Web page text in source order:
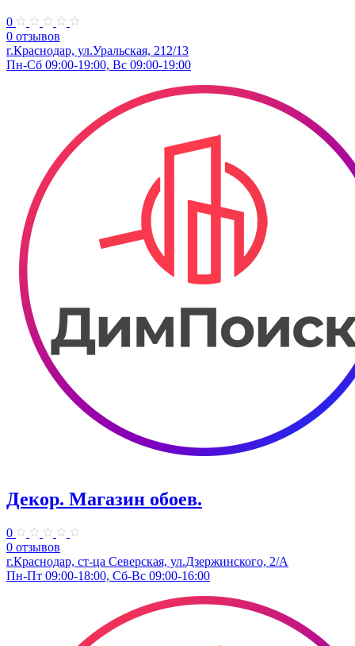
0
0 отзывов
г.Краснодар, ул.Уральская, 212/13
Пн-Сб 09:00-19:00, Вс 09:00-19:00
Декор. Магазин обоев.
0
0 отзывов
г.Краснодар, ст-ца Северская, ул.Дзержинского, 2/А
Пн-Пт 09:00-18:00, Сб-Вс 09:00-16:00